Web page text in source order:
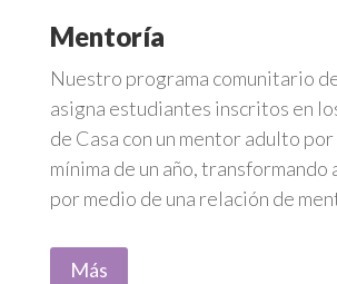
Mentoría
Nuestro programa comunitario
asigna estudiantes inscritos en
de Casa con un mentor adulto
mínima de un año, transformando
por medio de una relación de
Más